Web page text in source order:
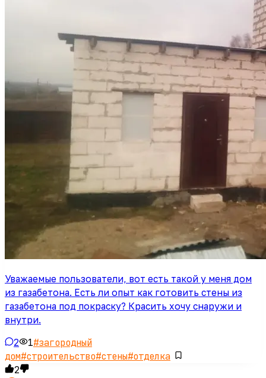
Уважаемые пользователи, вот есть такой у меня дом
из газабетона. Есть ли опыт как готовить стены из
газабетона под покраску? Красить хочу снаружи и
внутри.
2 1#загородный
дом#строительство#стены#отделка
2